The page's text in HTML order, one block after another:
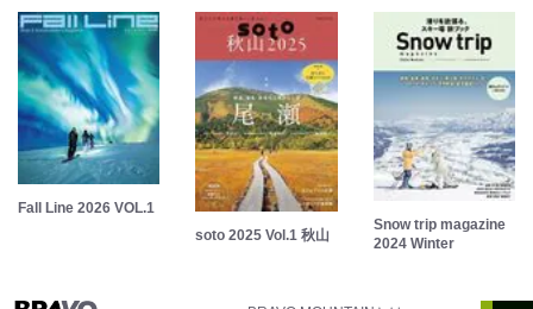
Fall Line 2026 VOL.1
soto 2025 Vol.1 秋山
Snow trip magazine
2024 Winter